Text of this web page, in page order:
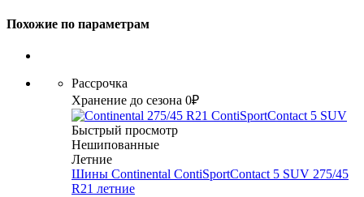
Похожие по параметрам
Рассрочка
Хранение до сезона 0₽
Быстрый просмотр
Нешипованные
Летние
Шины Continental ContiSportContact 5 SUV 275/45
R21 летние